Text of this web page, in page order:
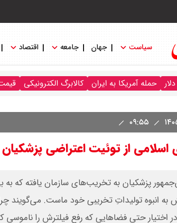
سیاست جهان جامعه اقتصاد
حمله آمریکا به ایران کالابرگ الکترونیکی
از توئیت اعتراضی
پزشکیان به تخریب‌های سازمان یافته که
به انبوه تولیداتِ تخریبی خود ماست. می‌گویند
اختیار حتی فضاهایی که رفع فیلترش را ناموسی